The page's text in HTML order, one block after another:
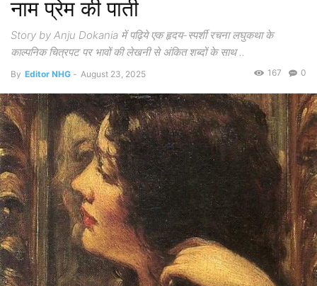
नाम प्रेम की पाती
Story by Anju Dokania में पढ़िये एक हृदय-स्पर्शी रचना लघुकथा के
काल्पनिक चित्रपट पर भावों की लेखनी से अंकित शब्दों के साथ ..
By Editor NHG - August 23, 2025 0
167